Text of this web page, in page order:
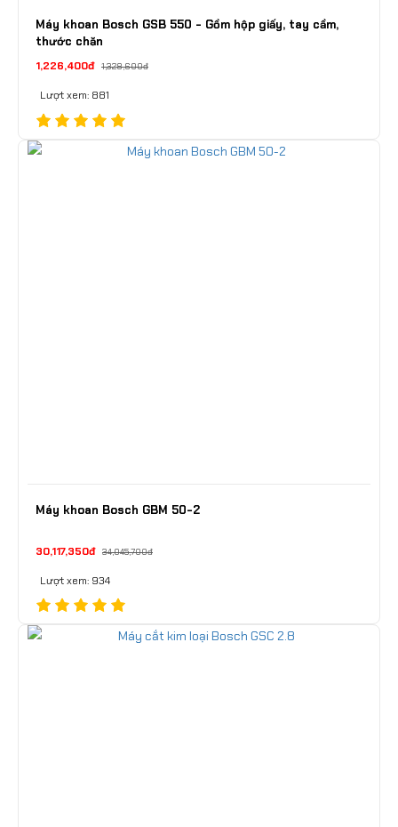
Máy khoan Bosch GSB 550 - Gồm hộp giấy, tay cầm,
thước chặn
1,226,400đ 1,328,600đ
Lượt xem: 881
Máy khoan Bosch GBM 50-2
30,117,350đ 34,045,700đ
Lượt xem: 934